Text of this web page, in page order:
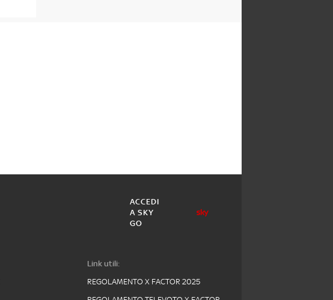
ACCEDI
A SKY
GO
Link utili:
REGOLAMENTO X FACTOR 2025